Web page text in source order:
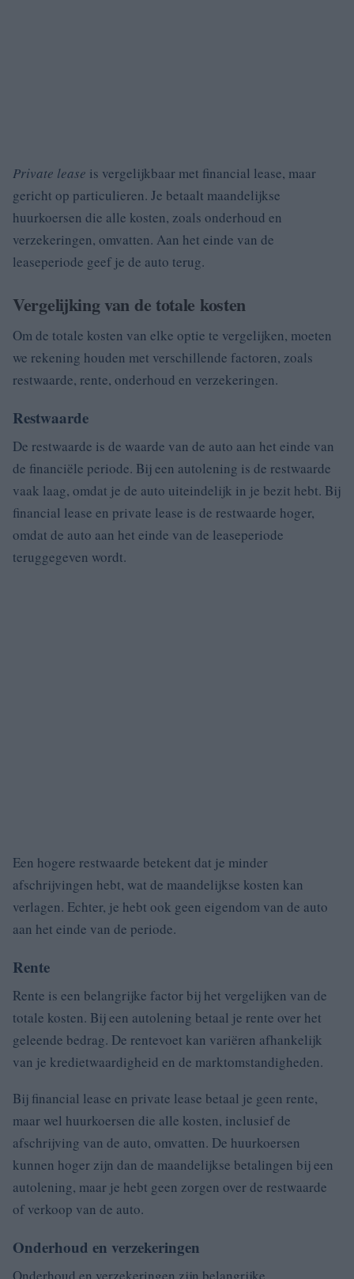
Private lease is vergelijkbaar met financial lease, maar
gericht op particulieren. Je betaalt maandelijkse
huurkoersen die alle kosten, zoals onderhoud en
verzekeringen, omvatten. Aan het einde van de
leaseperiode geef je de auto terug.
Vergelijking van de totale kosten
Om de totale kosten van elke optie te vergelijken, moeten
we rekening houden met verschillende factoren, zoals
restwaarde, rente, onderhoud en verzekeringen.
Restwaarde
De restwaarde is de waarde van de auto aan het einde van
de financiële periode. Bij een autolening is de restwaarde
vaak laag, omdat je de auto uiteindelijk in je bezit hebt. Bij
financial lease en private lease is de restwaarde hoger,
omdat de auto aan het einde van de leaseperiode
teruggegeven wordt.
Een hogere restwaarde betekent dat je minder
afschrijvingen hebt, wat de maandelijkse kosten kan
verlagen. Echter, je hebt ook geen eigendom van de auto
aan het einde van de periode.
Rente
Rente is een belangrijke factor bij het vergelijken van de
totale kosten. Bij een autolening betaal je rente over het
geleende bedrag. De rentevoet kan variëren afhankelijk
van je kredietwaardigheid en de marktomstandigheden.
Bij financial lease en private lease betaal je geen rente,
maar wel huurkoersen die alle kosten, inclusief de
afschrijving van de auto, omvatten. De huurkoersen
kunnen hoger zijn dan de maandelijkse betalingen bij een
autolening, maar je hebt geen zorgen over de restwaarde
of verkoop van de auto.
Onderhoud en verzekeringen